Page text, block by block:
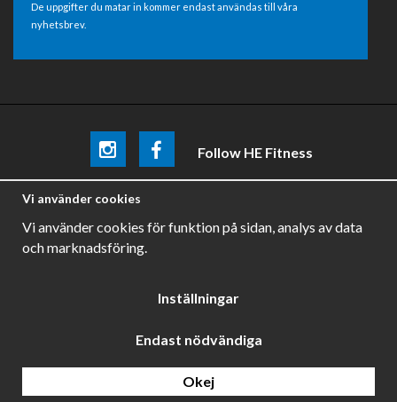
De uppgifter du matar in kommer endast användas till våra
nyhetsbrev.
Follow HE Fitness
Be the firstto know aboutpromotions, news and training
Vi använder cookies
Vi använder cookies för funktion på sidan, analys av data
och marknadsföring.
Inställningar
Endast nödvändiga
Okej